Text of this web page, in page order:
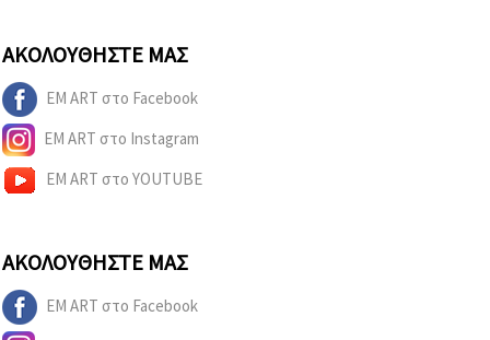
ΑΚΟΛΟΥΘΉΣΤΕ ΜΑΣ
EM ART στο Facebook
EM ART στο Instagram
EM ART στο YOUTUBE
ΑΚΟΛΟΥΘΉΣΤΕ ΜΑΣ
EM ART στο Facebook